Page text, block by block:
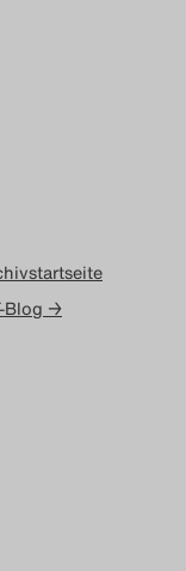
Blog →